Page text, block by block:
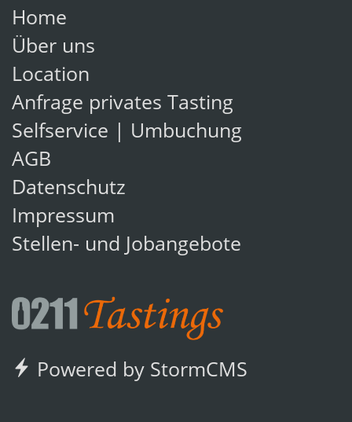
Home
Über uns
Location
Anfrage privates Tasting
Selfservice | Umbuchung
AGB
Datenschutz
Impressum
Stellen- und Jobangebote
Powered by StormCMS